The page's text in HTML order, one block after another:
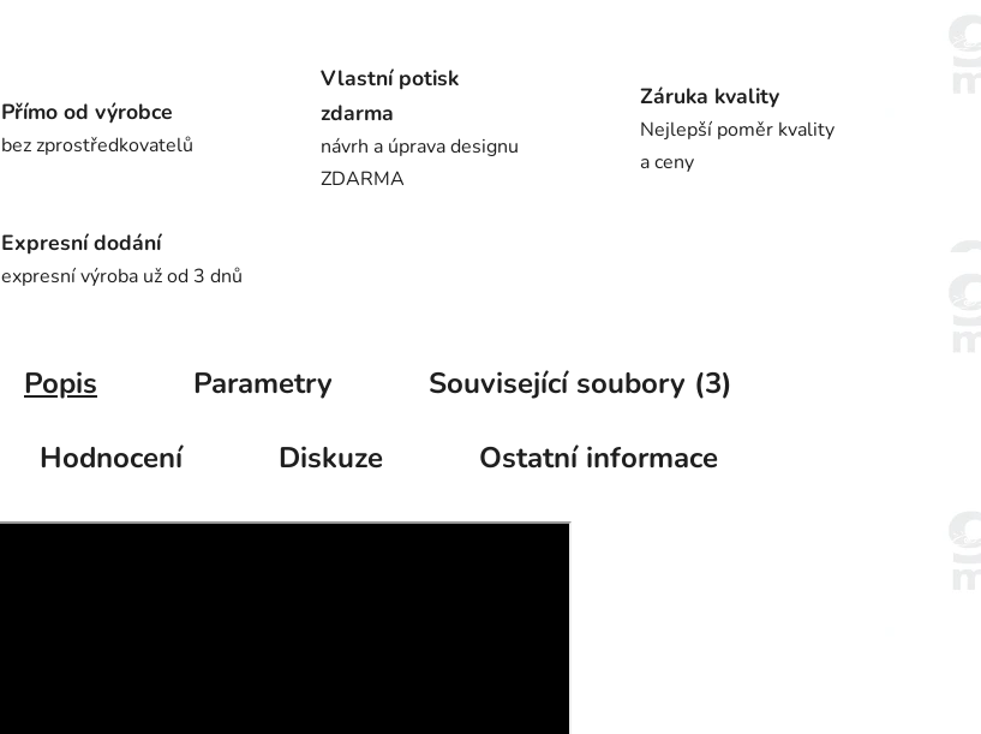
Přímo od výrobce
bez zprostředkovatelů
Vlastní potisk
zdarma
návrh a úprava designu
ZDARMA
Záruka kvality
Nejlepší poměr kvality
a ceny
Expresní dodání
expresní výroba už od 3 dnů
Popis Parametry
Související soubory (3)
Hodnocení
Diskuze Ostatní informace